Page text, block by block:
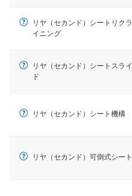
リヤ（セカンド）シートリクラ
イニング
リヤ（セカンド）シートスライ
ド
リヤ（セカンド）シート機構
リヤ（セカンド）可倒式シート